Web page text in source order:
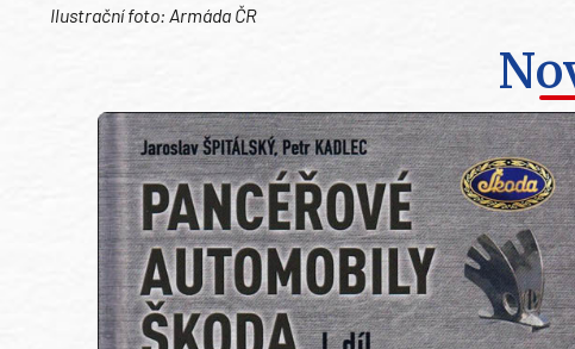
Ilustrační foto: Armáda ČR